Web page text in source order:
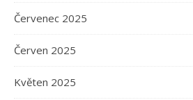
Červenec 2025
Červen 2025
Květen 2025